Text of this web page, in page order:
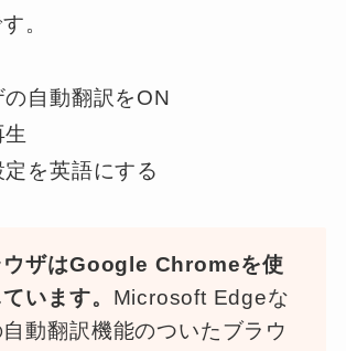
。
の自動翻訳をON
を英語にする
ウザはGoogle Chromeを使
います。 Microsoft Edgeな
自動翻訳機能のついたブラウ